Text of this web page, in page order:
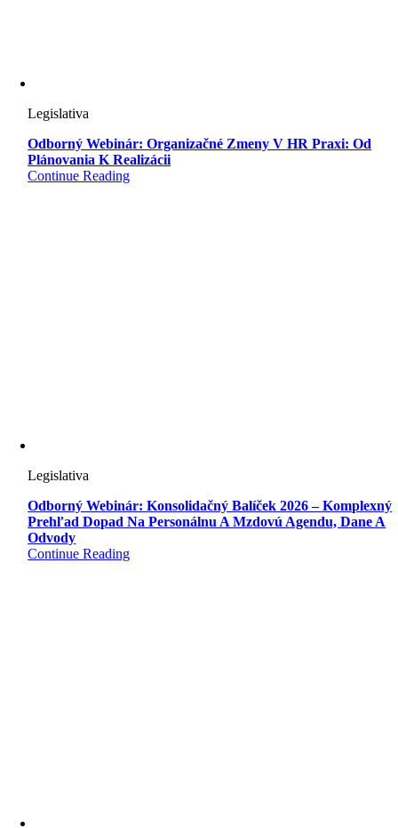
Legislativa
Odborný Webinár: Organizačné Zmeny V HR Praxi: Od
Plánovania K Realizácii
Continue Reading
Legislativa
Odborný Webinár: Konsolidačný Balíček 2026 – Komplexný
Prehľad Dopad Na Personálnu A Mzdovú Agendu, Dane A
Odvody
Continue Reading